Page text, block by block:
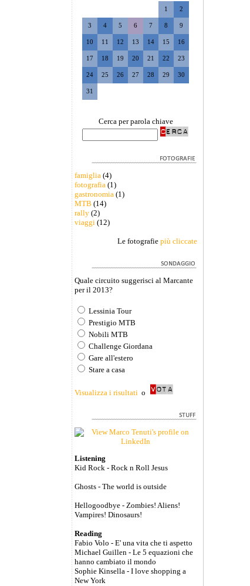
1 2
3 4 5 6 7 8 9
10 11 12 13 14 15 16
17 18 19 20 21 22 23
24 25 26 27 28 29 30
31
Cerca per parola chiave
famiglia (4)
fotografia (1)
gastronomia (1)
MTB (14)
rally(2)
viaggi (12)
Le fotografie più cliccate
Quale circuito suggerisci al Marcante
per il 2013?
Lessinia Tour
Prestigio MTB
Nobili MTB
Challenge Giordana
Gare all'estero
Stare a casa
Visualizza i risultati o
Listening
Kid Rock - Rock n Roll Jesus
Ghosts - The world is outside
Hellogoodbye - Zombies! Aliens!
Vampires! Dinosaurs!
Reading
Fabio Volo - E' una vita che ti aspetto
Michael Guillen - Le 5 equazioni che
hanno cambiato il mondo
Sophie Kinsella - I love shopping a
New York